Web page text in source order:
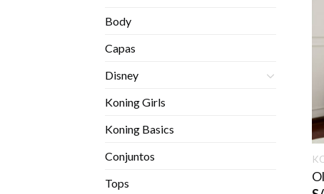
Body
Capas
Disney
Koning Girls
Koning Basics
Conjuntos
Tops